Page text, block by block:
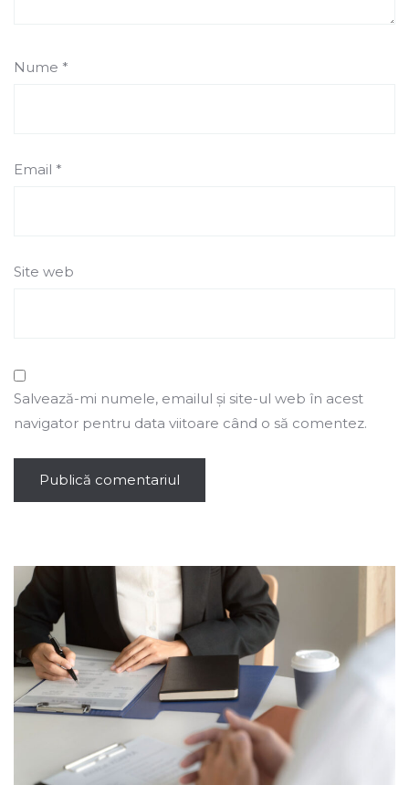
Nume *
Email *
Site web
Salvează-mi numele, emailul și site-ul web în acest
navigator pentru data viitoare când o să comentez.